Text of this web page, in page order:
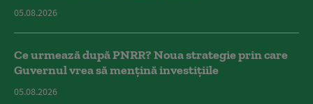
05.08.2026
Ce urmează după PNRR? Noua strategie prin care
Guvernul vrea să mențină investițiile
05.08.2026